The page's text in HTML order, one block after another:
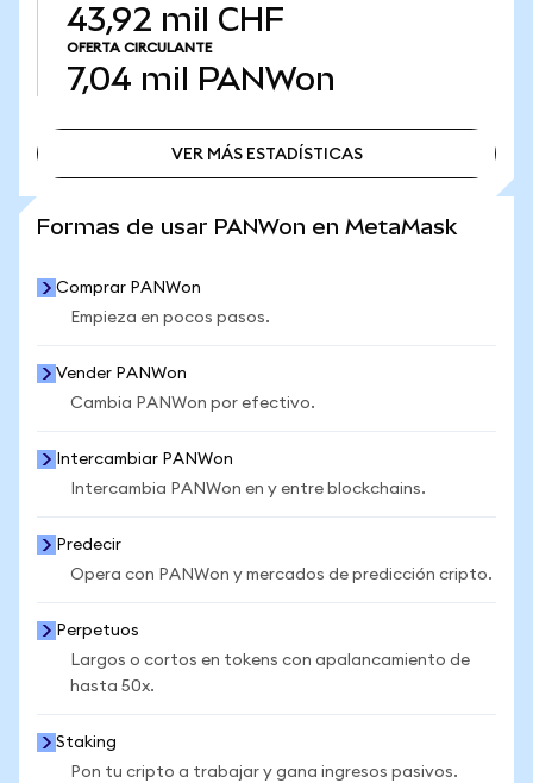
43,92 mil CHF
OFERTA CIRCULANTE
7,04 mil PANWon
VER MÁS ESTADÍSTICAS
Formas de usar PANWon en MetaMask
Comprar PANWon
Empieza en pocos pasos.
Vender PANWon
Cambia PANWon por efectivo.
Intercambiar PANWon
Intercambia PANWon en y entre blockchains.
Predecir
Opera con PANWon y mercados de predicción cripto.
Perpetuos
Largos o cortos en tokens con apalancamiento de
hasta 50x.
Staking
Pon tu cripto a trabajar y gana ingresos pasivos.